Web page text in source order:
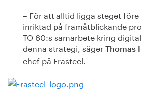
– För att alltid ligga steget
inriktad på framåtblickande
TO 60:s samarbete kring
denna strategi, säger Thomas
chef på Erasteel.